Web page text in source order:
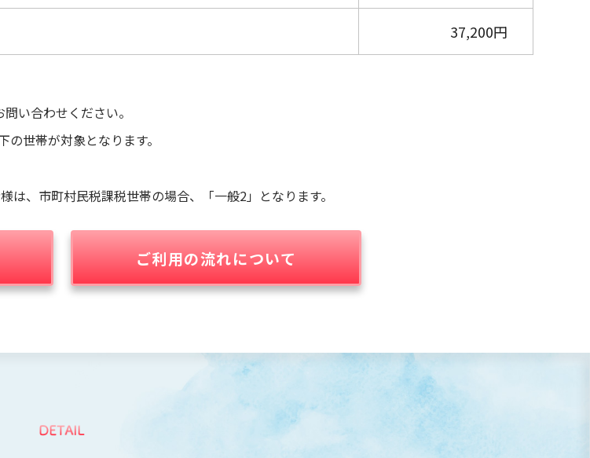
37,200円
い合わせください。
世帯が対象となります。
、市町村民税課税世帯の場合、「一般2」となります。
ご利用の流れについて